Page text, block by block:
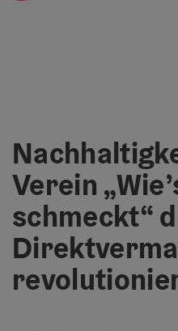
Verein
schmeckt“